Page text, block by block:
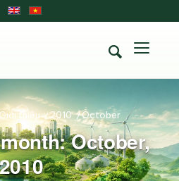
October,
thiệu /2010 /October